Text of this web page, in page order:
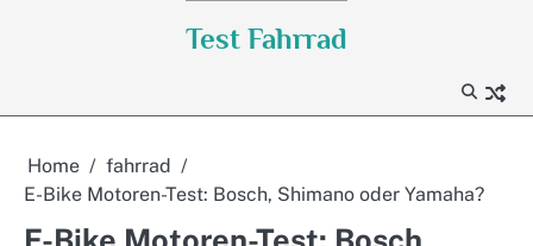
Test Fahrrad
Home
fahrrad
E-Bike Motoren-Test: Bosch, Shimano oder Yamaha?